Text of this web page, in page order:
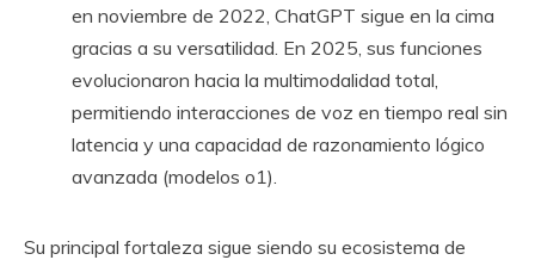
en noviembre de 2022, ChatGPT sigue en la cima
gracias a su versatilidad. En 2025, sus funciones
evolucionaron hacia la multimodalidad total,
permitiendo interacciones de voz en tiempo real sin
latencia y una capacidad de razonamiento lógico
avanzada (modelos o1).
Su principal fortaleza sigue siendo su ecosistema de